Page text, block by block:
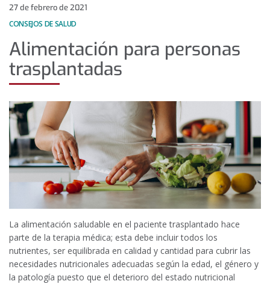
27 de febrero de 2021
CONSEJOS DE SALUD
Alimentación para personas
trasplantadas
La alimentación saludable en el paciente trasplantado hace
parte de la terapia médica; esta debe incluir todos los
nutrientes, ser equilibrada en calidad y cantidad para cubrir las
necesidades nutricionales adecuadas según la edad, el género y
la patología puesto que el deterioro del estado nutricional